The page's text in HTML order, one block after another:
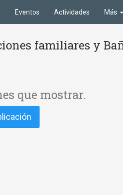
Eventos Actividades Más
familiares y
que mostrar.